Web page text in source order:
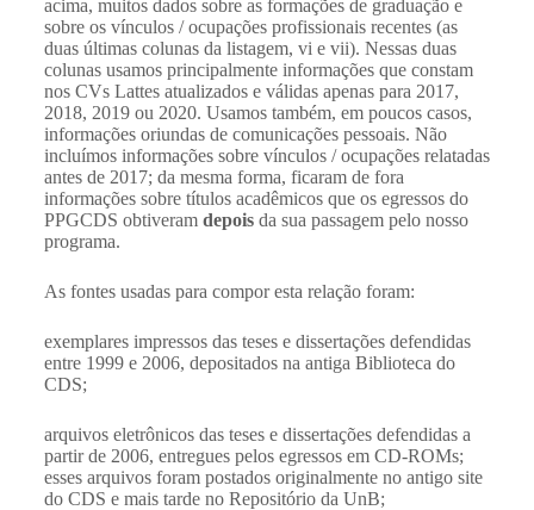
acima, muitos dados sobre as formações de graduação e
sobre os vínculos / ocupações profissionais recentes (as
duas últimas colunas da listagem, vi e vii). Nessas duas
colunas usamos principalmente informações que constam
nos CVs Lattes atualizados e válidas apenas para 2017,
2018, 2019 ou 2020. Usamos também, em poucos casos,
informações oriundas de comunicações pessoais. Não
incluímos informações sobre vínculos / ocupações relatadas
antes de 2017; da mesma forma, ficaram de fora
informações sobre títulos acadêmicos que os egressos do
PPGCDS obtiveram depoisda sua passagem pelo nosso
programa.
As fontes usadas para compor esta relação foram:
exemplares impressos das teses e dissertações defendidas
entre 1999 e 2006, depositados na antiga Biblioteca do
CDS;
arquivos eletrônicos das teses e dissertações defendidas a
partir de 2006, entregues pelos egressos em CD-ROMs;
esses arquivos foram postados originalmente no antigo site
do CDS e mais tarde no Repositório da UnB;